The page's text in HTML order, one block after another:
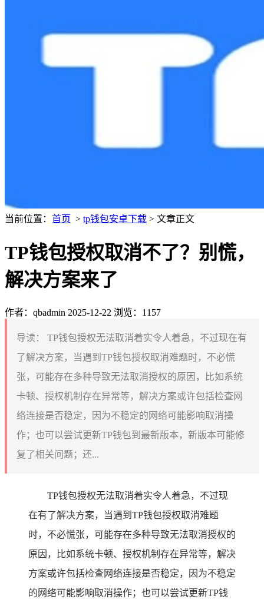
当前位置： 首页 > tp钱包安卓下载 > 文章正文
TP钱包授权取消不了？别慌，
解决方案来了
作者：qbadmin 2025-12-22 浏览：1157
导读：
TP钱包授权无法取消着实令人着急，不过现在有
了解决方案，当遇到TP钱包授权取消难题时，不必慌
张，可能存在多种导致无法取消授权的原因，比如系统
卡顿、授权机制存在异常等，解决方案或许包括检查网
络连接是否稳定，因为不稳定的网络可能影响取消操
作；也可以尝试更新TP钱包到最新版本，新版本可能修
复了相关问题；还...
TP钱包授权无法取消着实令人着急，不过现
在有了解决方案，当遇到TP钱包授权取消难题
时，不必慌张，可能存在多种导致无法取消授权的
原因，比如系统卡顿、授权机制存在异常等，解决
方案或许包括检查网络连接是否稳定，因为不稳定
的网络可能影响取消操作；也可以尝试更新TP钱